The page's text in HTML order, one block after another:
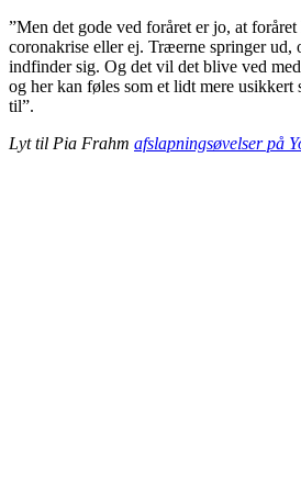
”Men det gode ved foråret er jo, at
coronakrise eller ej. Træerne springer ud,
indfinder sig. Og det vil det blive ved
og her kan føles som et lidt mere
til”.
Lyt til Pia Frahm afslapningsøvelser på